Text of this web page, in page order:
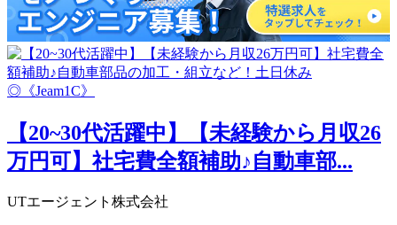
【20~30代活躍中】【未経験から月収26
万円可】社宅費全額補助♪自動車部...
UTエージェント株式会社